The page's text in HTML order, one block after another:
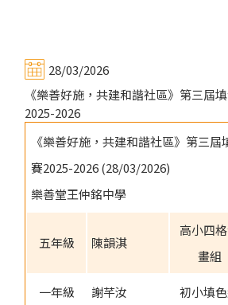
28/03/2026
《樂善好施，共建和諧社區》第三屆
2025-2026
《樂善好施，共建和諧社區》第三
賽2025-2026 (28/03/2026)
樂善堂王仲銘中學
五年級 陳韻淇
高小四
畫組
一年級 謝芊汝 初小填